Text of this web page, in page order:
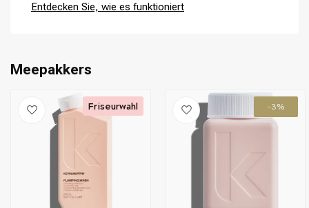
Entdecken Sie, wie es funktioniert
Meepakkers
Friseurwahl -3%